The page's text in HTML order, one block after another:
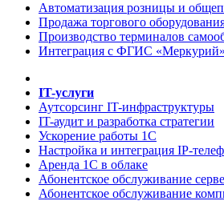
Автоматизация розницы и
Продажа торгового
Производство терминалов
Интеграция с ФГИС «Меркурий»
IT-услуги
Аутсорсинг IT-инфраструктуры
IT-аудит и разработка стратегии
Ускорение работы 1С
Настройка и интеграция IP-
Аренда 1С в облаке
Абонентское обслуживание
Абонентское обслуживание